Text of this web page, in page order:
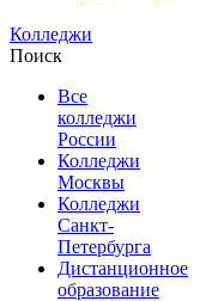
Колледжи
Поиск
Все
колледжи
России
Колледжи
Москвы
Колледжи
Санкт-
Петербурга
Дистанционное
образование